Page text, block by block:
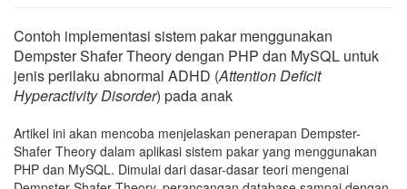
Contoh implementasi sistem pakar menggunakan
Dempster Shafer Theory dengan PHP dan MySQL untuk
jenis perilaku abnormal ADHD (Attention Deficit
Hyperactivity Disorder) pada anak
Artikel ini akan mencoba menjelaskan penerapan Dempster-
Shafer Theory dalam aplikasi sistem pakar yang menggunakan
PHP dan MySQL. Dimulai dari dasar-dasar teori mengenai